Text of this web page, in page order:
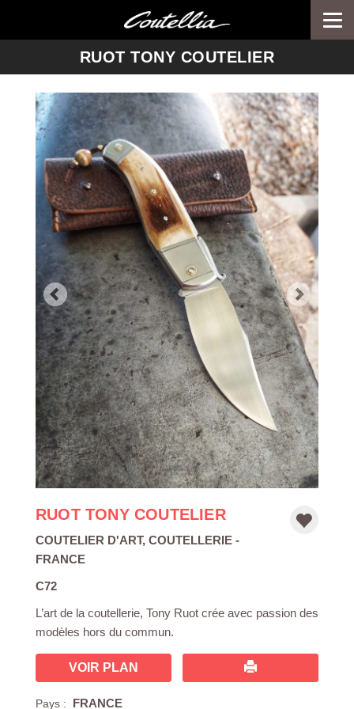
RUOT TONY COUTELIER
RUOT TONY COUTELIER
COUTELIER D'ART, COUTELLERIE -
FRANCE
C72
L’art de la coutellerie, Tony Ruot crée avec passion des
modèles hors du commun.
VOIR PLAN
Pays : FRANCE